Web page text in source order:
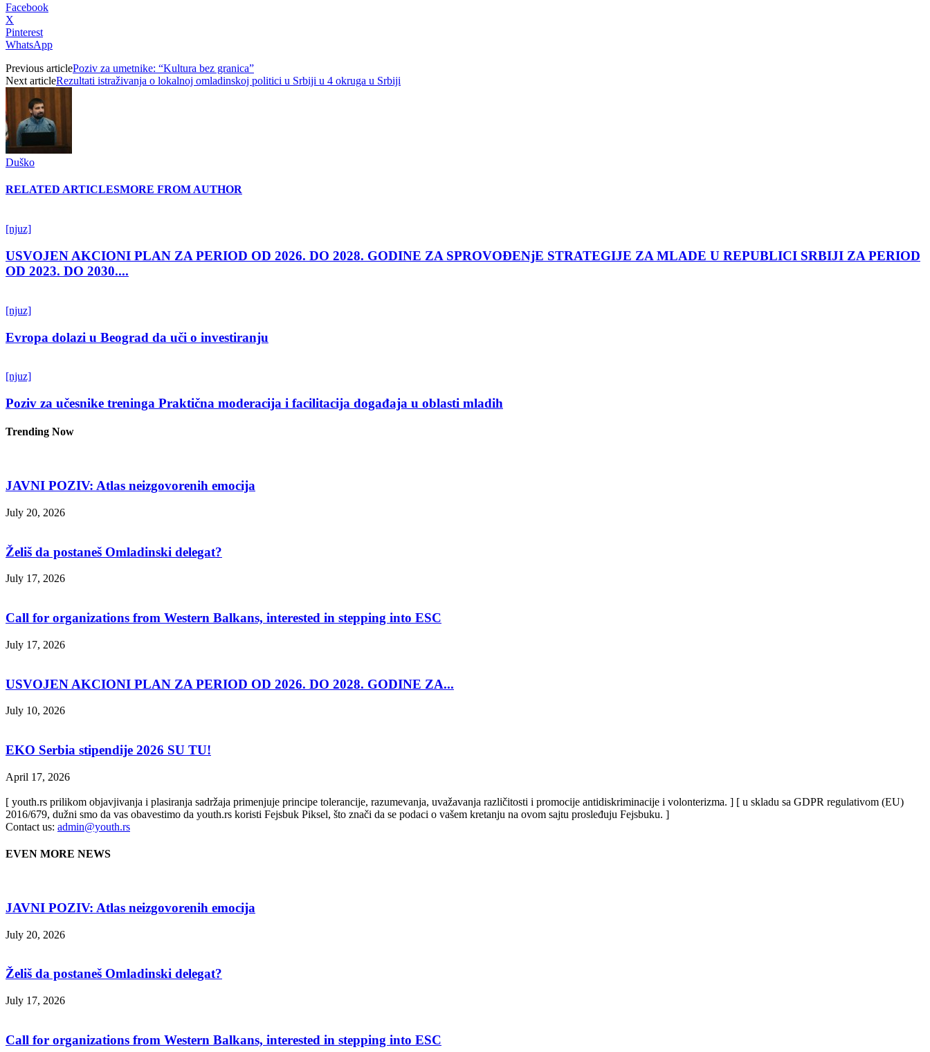
Facebook
X
Pinterest
WhatsApp
Previous articlePoziv za umetnike: “Kultura bez granica”
Next articleRezultati istraživanja o lokalnoj omladinskoj politici u Srbiji u 4 okruga u Srbiji
Duško
RELATED ARTICLESMORE FROM AUTHOR
[njuz]
USVOJEN AKCIONI PLAN ZA PERIOD OD 2026. DO 2028. GODINE ZA SPROVOĐENjE STRATEGIJE ZA MLADE U REPUBLICI SRBIJI ZA PERIOD
OD 2023. DO 2030....
[njuz]
Evropa dolazi u Beograd da uči o investiranju
[njuz]
Poziv za učesnike treninga Praktična moderacija i facilitacija događaja u oblasti mladih
Trending Now
JAVNI POZIV: Atlas neizgovorenih emocija
July 20, 2026
Želiš da postaneš Omladinski delegat?
July 17, 2026
Call for organizations from Western Balkans, interested in stepping into ESC
July 17, 2026
USVOJEN AKCIONI PLAN ZA PERIOD OD 2026. DO 2028. GODINE ZA...
July 10, 2026
EKO Serbia stipendije 2026 SU TU!
April 17, 2026
[ youth.rs prilikom objavjivanja i plasiranja sadržaja primenjuje principe tolerancije, razumevanja, uvažavanja različitosti i promocije antidiskriminacije i volonterizma. ] [ u skladu sa GDPR regulativom (EU)
2016/679, dužni smo da vas obavestimo da youth.rs koristi Fejsbuk Piksel, što znači da se podaci o vašem kretanju na ovom sajtu prosleđuju Fejsbuku. ]
Contact us: admin@youth.rs
EVEN MORE NEWS
JAVNI POZIV: Atlas neizgovorenih emocija
July 20, 2026
Želiš da postaneš Omladinski delegat?
July 17, 2026
Call for organizations from Western Balkans, interested in stepping into ESC